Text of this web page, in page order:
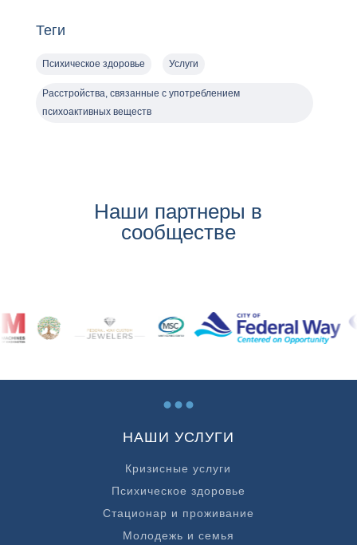
Теги
Психическое здоровье Услуги
Расстройства, связанные с употреблением
психоактивных веществ
Наши партнеры в
сообществе
...
НАШИ УСЛУГИ
Кризисные услуги
Психическое здоровье
Стационар и проживание
Молодежь и семья